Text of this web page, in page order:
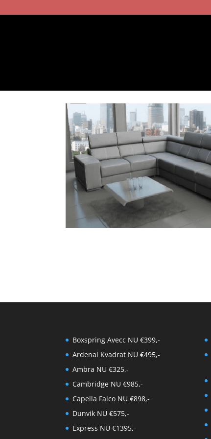
Boxspring Avecc NU €399,-
Ardenal Kvadrat NU €495,-
Ambra NU €325,-
Cambridge NU €985,-
Capella Falco NU €898,-
Dunvik NU €575,-
Express NU €1395,-